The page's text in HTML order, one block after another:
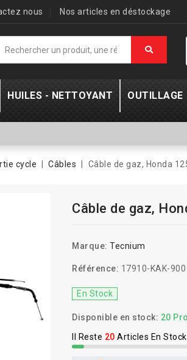
nous Nos articles en déstockage
HUILES - NETTOYANT OUTILLAGE
cycle Câbles Câble de gaz, Honda
Câble de gaz,
Marque: Tecnium
Référence: 17910-KAK-900
En Stock
Disponible en stock: 20
Il Reste 20Articles En Stock